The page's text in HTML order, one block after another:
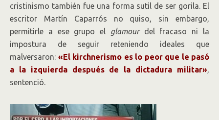
cristinismo también fue una forma sutil de ser gorila. El
escritor Martín Caparrós no quiso, sin embargo,
permitirle a ese grupo el glamourdel fracaso ni la
impostura de seguir reteniendo ideales que
malversaron: «El kirchnerismo es lo peor que le pasó
a la izquierda después de la dictadura militar»,
sentenció.